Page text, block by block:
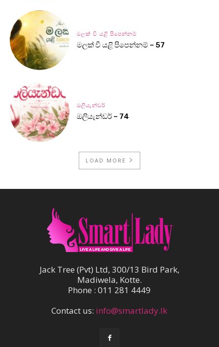
මලක් වී යළි පිපෙන්නම්
මලක් වී යළි පිපෙන්නම් – 57
ඔලියැන්ඩර්
ඔලියැන්ඩර් – 74
LOAD MORE
Jack Tree (Pvt) Ltd, 300/13 Bird Park,
Madiwela, Kotte.
Phone : 011 281 4449
Contact us: info@smartlady.lk